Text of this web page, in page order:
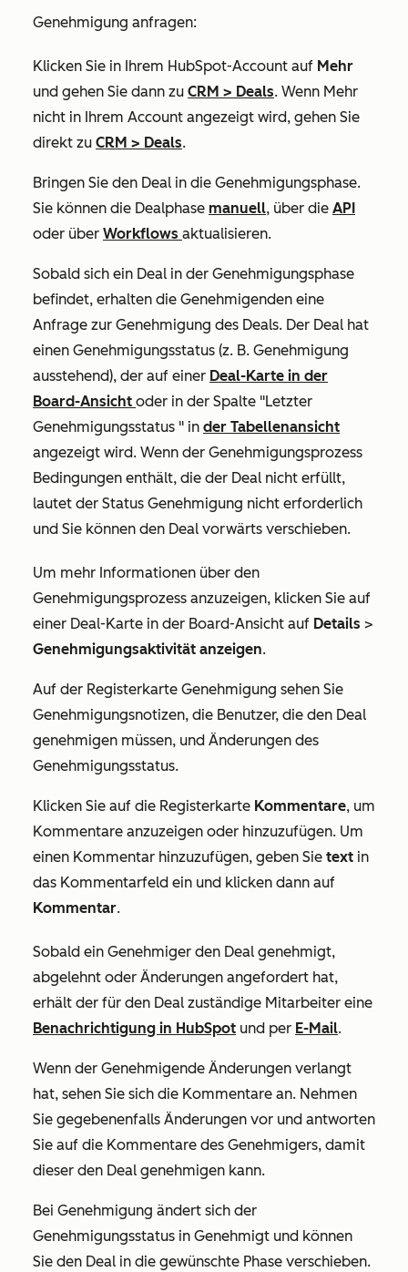
Genehmigung anfragen:
Klicken Sie in Ihrem HubSpot-Account auf Mehr
und gehen Sie dann zu CRM > Deals. Wenn Mehr
nicht in Ihrem Account angezeigt wird, gehen Sie
direkt zu CRM > Deals.
Bringen Sie den Deal in die Genehmigungsphase.
Sie können die Dealphase manuell, über die API
oder über Workflows aktualisieren.
Sobald sich ein Deal in der Genehmigungsphase
befindet, erhalten die Genehmigenden eine
Anfrage zur Genehmigung des Deals. Der Deal hat
einen Genehmigungsstatus (z. B. Genehmigung
ausstehend), der auf einer Deal-Karte in der
Board-Ansicht oder in der Spalte "Letzter
Genehmigungsstatus " in der Tabellenansicht
angezeigt wird. Wenn der Genehmigungsprozess
Bedingungen enthält, die der Deal nicht erfüllt,
lautet der Status Genehmigung nicht erforderlich
und Sie können den Deal vorwärts verschieben.
Um mehr Informationen über den
Genehmigungsprozess anzuzeigen, klicken Sie auf
einer Deal-Karte in der Board-Ansicht auf Details >
Genehmigungsaktivität anzeigen.
Auf der Registerkarte Genehmigung sehen Sie
Genehmigungsnotizen, die Benutzer, die den Deal
genehmigen müssen, und Änderungen des
Genehmigungsstatus.
Klicken Sie auf die Registerkarte Kommentare, um
Kommentare anzuzeigen oder hinzuzufügen. Um
einen Kommentar hinzuzufügen, geben Sie text in
das Kommentarfeld ein und klicken dann auf
Kommentar.
Sobald ein Genehmiger den Deal genehmigt,
abgelehnt oder Änderungen angefordert hat,
erhält der für den Deal zuständige Mitarbeiter eine
Benachrichtigung in HubSpot und per E-Mail.
Wenn der Genehmigende Änderungen verlangt
hat, sehen Sie sich die Kommentare an. Nehmen
Sie gegebenenfalls Änderungen vor und antworten
Sie auf die Kommentare des Genehmigers, damit
dieser den Deal genehmigen kann.
Bei Genehmigung ändert sich der
Genehmigungsstatus in Genehmigt und können
Sie den Deal in die gewünschte Phase verschieben.